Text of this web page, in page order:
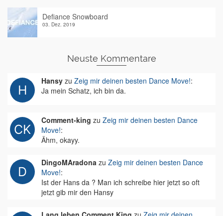
Defiance Snowboard
03. Dez. 2019
Neuste Kommentare
Hansy zu Zeig mir deinen besten Dance Move!:
Ja mein Schatz, ich bin da.
Comment-king zu Zeig mir deinen besten Dance
Move!:
Ähm, okayy.
DingoMAradona zu Zeig mir deinen besten Dance
Move!:
Ist der Hans da ? Man ich schreibe hier jetzt so oft
jetzt gib mir den Hansy